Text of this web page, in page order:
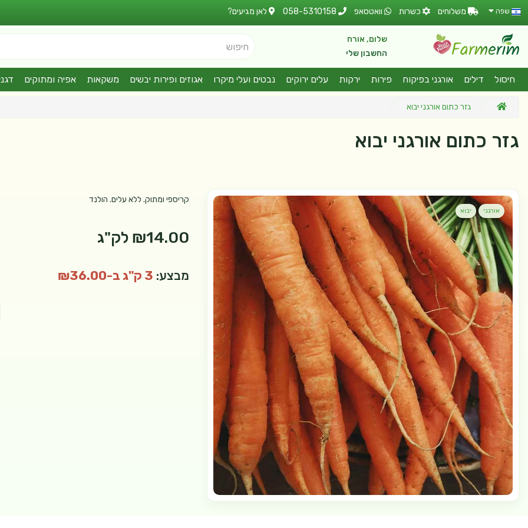
שפה משלוחים כשרות וואטסאפ 058-5310158 לאן מגיעים?
שלום, אורח
החשבון שלי
חיפוש
חיסול דילים אורגני בפיקוח פירות ירקות עלים ירוקים נבטים ועלי מיקרו אגוזים ופירות יבשים משקאות אפיה ומתוקים
גזר כתום אורגני יבוא
גזר כתום אורגני יבוא
אורגני יבוא
קריספי ומתוק. ללא עלים. הולנד
₪14.00 לק"ג
מבצע: 3 ק"ג ב-₪36.00